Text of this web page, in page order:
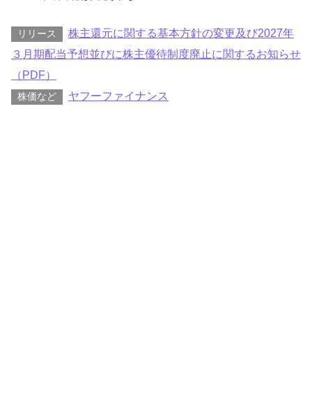
リリース
株主還元に関する基本方針の変更及び2027年
３月期配当予想並びに株主優待制度廃止に関するお知らせ
（PDF）
株価など ヤフーファイナンス